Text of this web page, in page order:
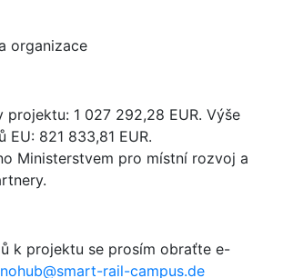
organizace
projektu: 1 027 292,28 EUR. Výše
821 833,81 EUR.
Ministerstvem pro místní rozvoj a
k projektu se prosím obraťte e-
rail-campus.de